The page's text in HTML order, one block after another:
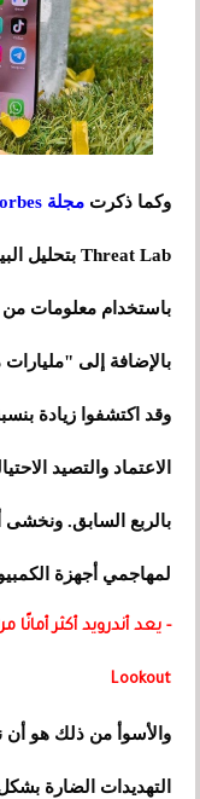
وكما ذكرتمجلة Forbes
بالإضافة إلى
الاعتماد والتصيد
بالربع السابق.
لمهاجمي أجهزة
Lookout